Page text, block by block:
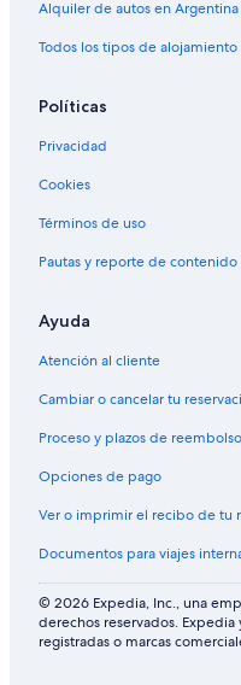
Alquiler de autos en Argentina
Todos los tipos de alojamiento
Políticas
Privacidad
Cookies
Términos de uso
Pautas y reporte de contenido
Ayuda
Atención al cliente
Cambiar o cancelar tu
Proceso y plazos de reembolso
Opciones de pago
Ver o imprimir el recibo de tu
Documentos para viajes
© 2026 Expedia, Inc., una
derechos reservados.
registradas o marcas